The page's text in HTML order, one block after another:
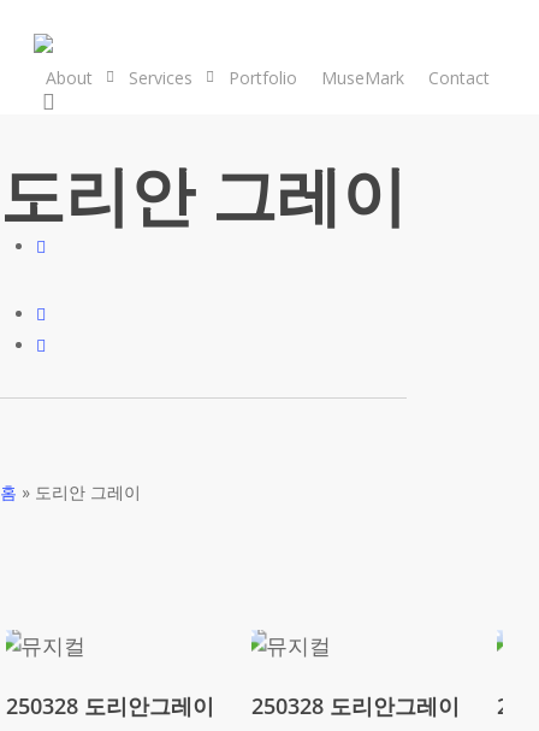
content
About Services Portfolio MuseMark Contact
도리안 그레이
홈 » 도리안 그레이
250328 도리안그레이 250328 도리안그레이